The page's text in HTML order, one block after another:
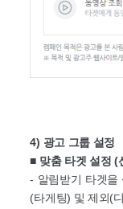
4) 광고 그룹 설정
■ 맞춤 타겟 설정 (
- 알림받기 타겟을
(타게팅) 및 제외(